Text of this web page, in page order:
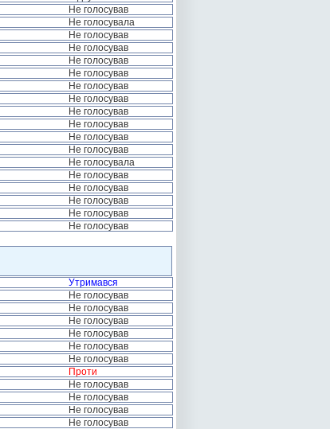
Не голосував
Не голосувала
Не голосував
Не голосував
Не голосував
Не голосував
Не голосував
Не голосував
Не голосував
Не голосував
Не голосував
Не голосував
Не голосувала
Не голосував
Не голосував
Не голосував
Не голосував
Не голосував
Утримався
Не голосував
Не голосував
Не голосував
Не голосував
Не голосував
Не голосував
Проти
Не голосував
Не голосував
Не голосував
Не голосував